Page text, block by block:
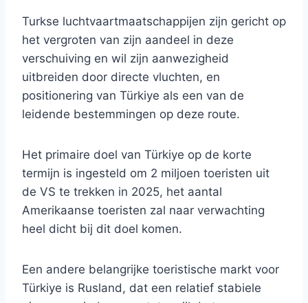
Turkse luchtvaartmaatschappijen zijn gericht op
het vergroten van zijn aandeel in deze
verschuiving en wil zijn aanwezigheid
uitbreiden door directe vluchten, en
positionering van Türkiye als een van de
leidende bestemmingen op deze route.
Het primaire doel van Türkiye op de korte
termijn is ingesteld om 2 miljoen toeristen uit
de VS te trekken in 2025, het aantal
Amerikaanse toeristen zal naar verwachting
heel dicht bij dit doel komen.
Een andere belangrijke toeristische markt voor
Türkiye is Rusland, dat een relatief stabiele